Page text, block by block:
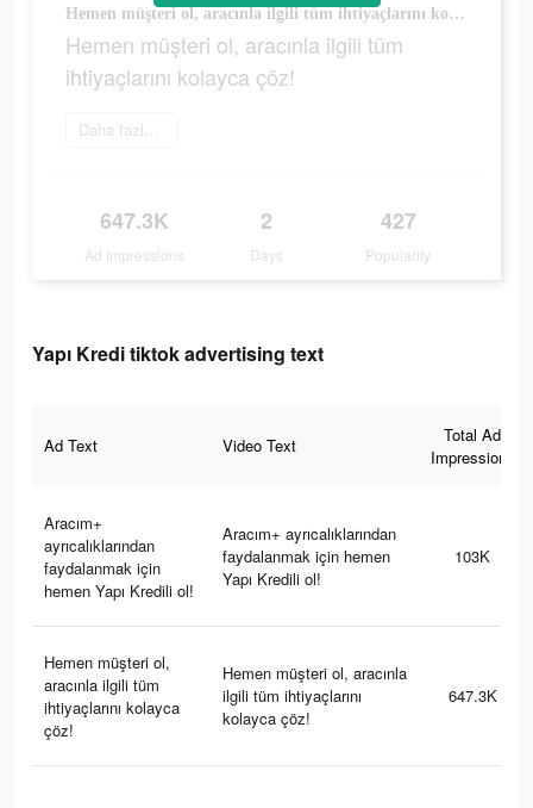
Hemen müşteri ol, aracınla ilgili tüm ihtiyaçlarını kolayca çöz!
Hemen müşteri ol, aracınla ilgili tüm
ihtiyaçlarını kolayca çöz!
Daha fazlasını öğrenin
647.3K
Ad Impressions
2
Days
427
Popularity
Yapı Kredi tiktok advertising text
Ad Text Video Text
Total Ad
Impressions
Aracım+
ayrıcalıklarından
faydalanmak için
hemen Yapı Kredili ol!
Aracım+ ayrıcalıklarından
faydalanmak için hemen
Yapı Kredili ol!
103K
Hemen müşteri ol,
aracınla ilgili tüm
ihtiyaçlarını kolayca
çöz!
Hemen müşteri ol, aracınla
ilgili tüm ihtiyaçlarını
kolayca çöz!
647.3K